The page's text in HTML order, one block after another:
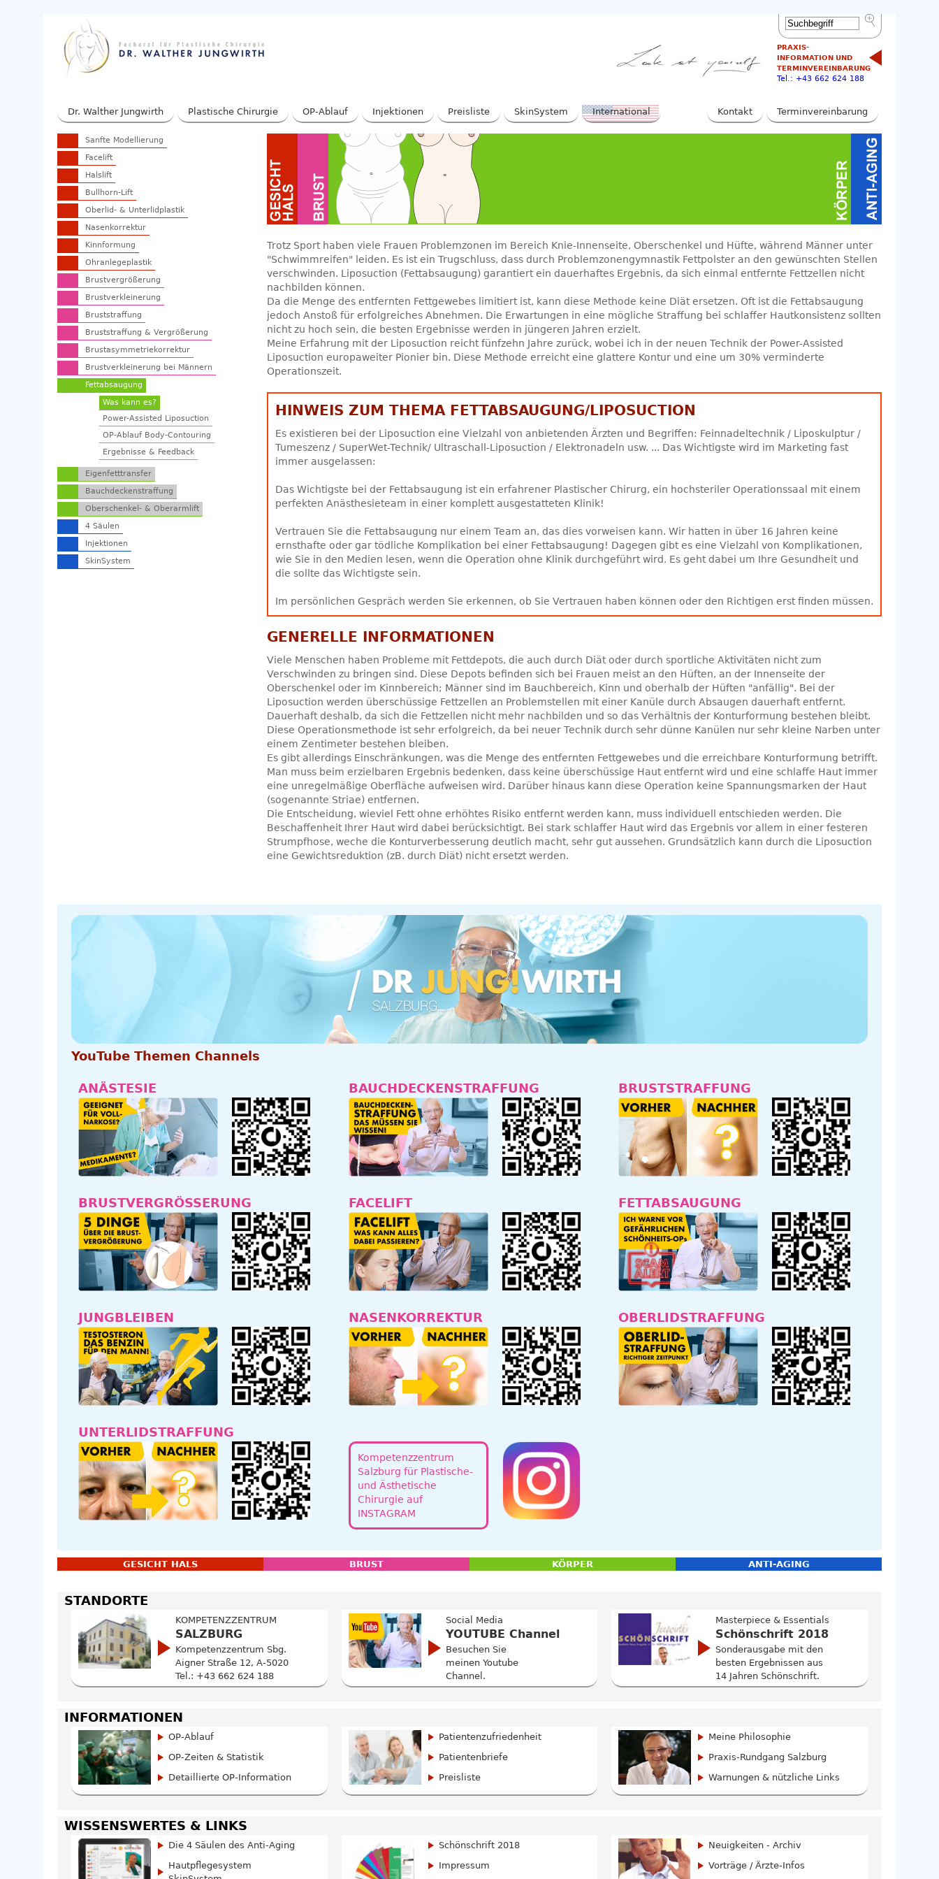
PRAXIS-
INFORMATION UND
TERMINVEREINBARUNG
Tel.: +43 662 624 188
Dr. Walther Jungwirth Plastische Chirurgie OP-Ablauf Injektionen Preisliste SkinSystem International Kontakt Terminvereinbarung
Sanfte Modellierung
Facelift
Halslift
Bullhorn-Lift
Oberlid- & Unterlidplastik
Nasenkorrektur
Kinnformung
Ohranlegeplastik
Brustvergrößerung
Brustverkleinerung
Bruststraffung
Bruststraffung & Vergrößerung
Brustasymmetriekorrektur
Brustverkleinerung bei Männern
Fettabsaugung
Was kann es?
Power-Assisted Liposuction
OP-Ablauf Body-Contouring
Ergebnisse & Feedback
Eigenfetttransfer
Bauchdeckenstraffung
Oberschenkel- & Oberarmlift
4 Säulen
Injektionen
SkinSystem
Trotz Sport haben viele Frauen Problemzonen im Bereich Knie-Innenseite, Oberschenkel und Hüfte, während Männer unter
"Schwimmreifen" leiden. Es ist ein Trugschluss, dass durch Problemzonengymnastik Fettpolster an den gewünschten Stellen
verschwinden. Liposuction (Fettabsaugung) garantiert ein dauerhaftes Ergebnis, da sich einmal entfernte Fettzellen nicht
nachbilden können.
Da die Menge des entfernten Fettgewebes limitiert ist, kann diese Methode keine Diät ersetzen. Oft ist die Fettabsaugung
jedoch Anstoß für erfolgreiches Abnehmen. Die Erwartungen in eine mögliche Straffung bei schlaffer Hautkonsistenz sollten
nicht zu hoch sein, die besten Ergebnisse werden in jüngeren Jahren erzielt.
Meine Erfahrung mit der Liposuction reicht fünfzehn Jahre zurück, wobei ich in der neuen Technik der Power-Assisted
Liposuction europaweiter Pionier bin. Diese Methode erreicht eine glattere Kontur und eine um 30% verminderte
Operationszeit.
HINWEIS ZUM THEMA FETTABSAUGUNG/LIPOSUCTION
Es existieren bei der Liposuction eine Vielzahl von anbietenden Ärzten und Begriffen: Feinnadeltechnik / Liposkulptur /
Tumeszenz / SuperWet-Technik/ Ultraschall-Liposuction / Elektronadeln usw. ... Das Wichtigste wird im Marketing fast
immer ausgelassen:
Das Wichtigste bei der Fettabsaugung ist ein erfahrener Plastischer Chirurg, ein hochsteriler Operationssaal mit einem
perfekten Anästhesieteam in einer komplett ausgestatteten Klinik!
Vertrauen Sie die Fettabsaugung nur einem Team an, das dies vorweisen kann. Wir hatten in über 16 Jahren keine
ernsthafte oder gar tödliche Komplikation bei einer Fettabsaugung! Dagegen gibt es eine Vielzahl von Komplikationen,
wie Sie in den Medien lesen, wenn die Operation ohne Klinik durchgeführt wird. Es geht dabei um Ihre Gesundheit und
die sollte das Wichtigste sein.
Im persönlichen Gespräch werden Sie erkennen, ob Sie Vertrauen haben können oder den Richtigen erst finden müssen.
GENERELLE INFORMATIONEN
Viele Menschen haben Probleme mit Fettdepots, die auch durch Diät oder durch sportliche Aktivitäten nicht zum
Verschwinden zu bringen sind. Diese Depots befinden sich bei Frauen meist an den Hüften, an der Innenseite der
Oberschenkel oder im Kinnbereich; Männer sind im Bauchbereich, Kinn und oberhalb der Hüften "anfällig". Bei der
Liposuction werden überschüssige Fettzellen an Problemstellen mit einer Kanüle durch Absaugen dauerhaft entfernt.
Dauerhaft deshalb, da sich die Fettzellen nicht mehr nachbilden und so das Verhältnis der Konturformung bestehen bleibt.
Diese Operationsmethode ist sehr erfolgreich, da bei neuer Technik durch sehr dünne Kanülen nur sehr kleine Narben unter
einem Zentimeter bestehen bleiben.
Es gibt allerdings Einschränkungen, was die Menge des entfernten Fettgewebes und die erreichbare Konturformung betrifft.
Man muss beim erzielbaren Ergebnis bedenken, dass keine überschüssige Haut entfernt wird und eine schlaffe Haut immer
eine unregelmäßige Oberfläche aufweisen wird. Darüber hinaus kann diese Operation keine Spannungsmarken der Haut
(sogenannte Striae) entfernen.
Die Entscheidung, wieviel Fett ohne erhöhtes Risiko entfernt werden kann, muss individuell entschieden werden. Die
Beschaffenheit Ihrer Haut wird dabei berücksichtigt. Bei stark schlaffer Haut wird das Ergebnis vor allem in einer festeren
Strumpfhose, weche die Konturverbesserung deutlich macht, sehr gut aussehen. Grundsätzlich kann durch die Liposuction
eine Gewichtsreduktion (zB. durch Diät) nicht ersetzt werden.
YouTube Themen Channels
ANÄSTESIE BAUCHDECKENSTRAFFUNG BRUSTSTRAFFUNG
BRUSTVERGRÖSSERUNG FACELIFT FETTABSAUGUNG
JUNGBLEIBEN NASENKORREKTUR OBERLIDSTRAFFUNG
UNTERLIDSTRAFFUNG
Kompetenzzentrum
Salzburg für Plastische-
und Ästhetische
Chirurgie auf
INSTAGRAM
GESICHT HALS BRUST KÖRPER ANTI-AGING
STANDORTE
KOMPETENZZENTRUM
SALZBURG
Kompetenzzentrum Sbg.
Aigner Straße 12, A-5020
Tel.: +43 662 624 188
Social Media
YOUTUBE Channel
Besuchen Sie
meinen Youtube
Channel.
Masterpiece & Essentials
Schönschrift 2018
Sonderausgabe mit den
besten Ergebnissen aus
14 Jahren Schönschrift.
INFORMATIONEN
OP-Ablauf
OP-Zeiten & Statistik
Detaillierte OP-Information
Patientenzufriedenheit
Patientenbriefe
Preisliste
Meine Philosophie
Praxis-Rundgang Salzburg
Warnungen & nützliche Links
WISSENSWERTES & LINKS
Die 4 Säulen des Anti-Aging
Hautpflegesystem
Schönschrift 2018
Impressum
Neuigkeiten - Archiv
Vorträge / Ärzte-Infos